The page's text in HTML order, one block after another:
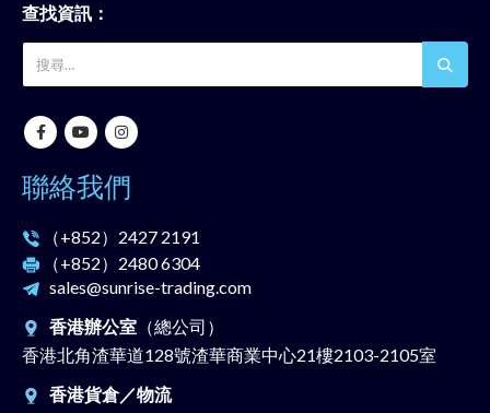
查找資訊：
聯絡我們
（+852） 2427 2191
（+852） 2480 6304
sales@sunrise-trading.com
香港辦公室 （總公司）
香港北角渣華道128號渣華商業中心21樓2103-2105室
香港貨倉／物流